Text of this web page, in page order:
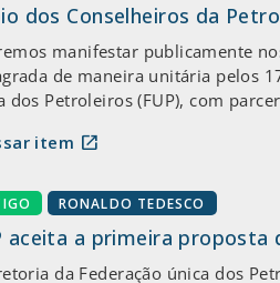
dos Conselheiros da
manifestar publicamente
de maneira unitária pelos
dos Petroleiros (FUP), com
item open_in_new
RONALDO TEDESCO
aceita a primeira proposta
da Federação única dos